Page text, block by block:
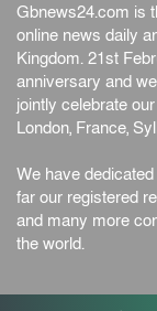
Gbnews24.com is
online news daily
Kingdom. 21st
anniversary and
jointly celebrate
London, France,
We have
far our registered
and many more
the world.